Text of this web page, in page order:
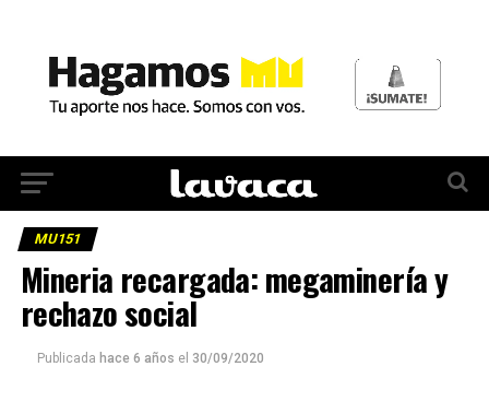
MU151
Mineria recargada: megaminería y
rechazo social
Publicada hace 6 años el 30/09/2020